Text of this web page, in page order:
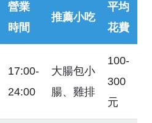
營業
時間
推薦小吃
平均
花費
17:00-
24:00
大腸包小
腸、雞排
100-
300
元